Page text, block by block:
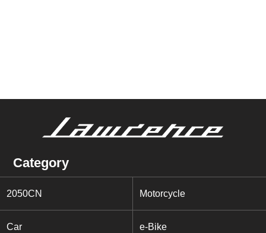
Category
2050CN Motorcycle
Car e-Bike